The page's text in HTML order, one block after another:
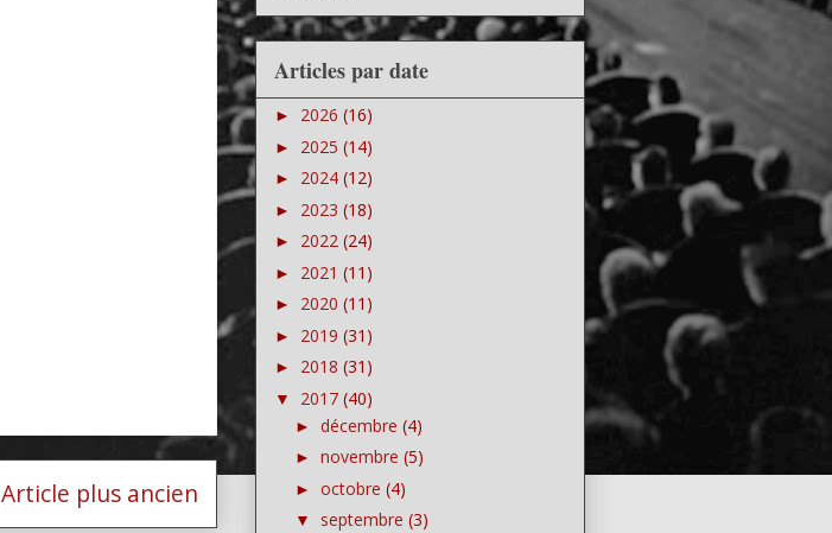
Article plus ancien
Articles par date
► 2026 (16)
► 2025 (14)
► 2024 (12)
► 2023 (18)
► 2022 (24)
► 2021 (11)
► 2020 (11)
► 2019 (31)
► 2018 (31)
▼ 2017 (40)
► décembre (4)
► novembre (5)
► octobre (4)
▼ septembre (3)